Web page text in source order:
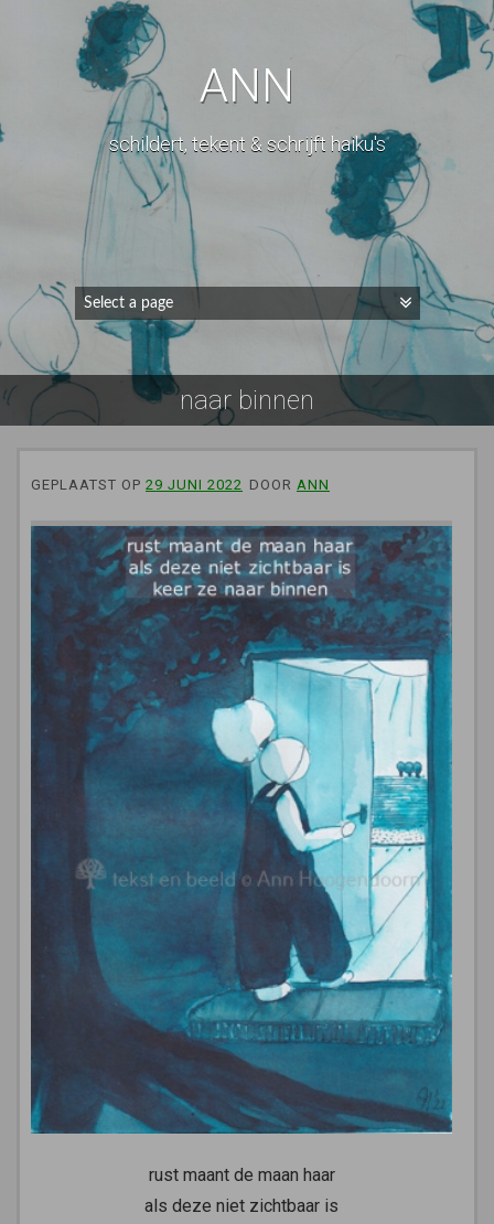
ANN
schildert, tekent & schrijft haiku's
naar binnen
GEPLAATST OP 29 JUNI 2022 DOOR ANN
rust maant de maan haar
als deze niet zichtbaar is